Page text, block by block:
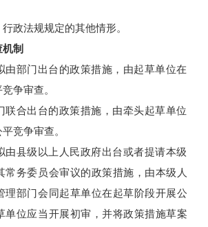
法规规定的其他情形。
制
门出台的政策措施，由起草单位在
争审查。
合出台的政策措施，由牵头起草单位
竞争审查。
级以上人民政府出台或者提请本级
常务委员会审议的政策措施，由本级人
理部门会同起草单位在起草阶段开展公
单位应当开展初审，并将政策措施草案